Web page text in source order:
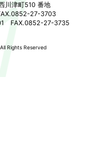
川津町510 番地
27-3703
FAX.0852-27-3735
Rights Reserved